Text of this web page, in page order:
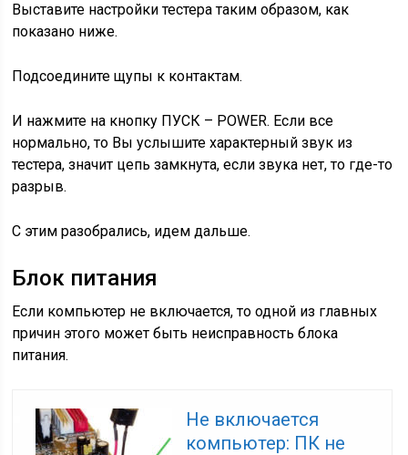
Выставите настройки тестера таким образом, как
показано ниже.
Подсоедините щупы к контактам.
И нажмите на кнопку ПУСК – POWER. Если все
нормально, то Вы услышите характерный звук из
тестера, значит цепь замкнута, если звука нет, то где-то
разрыв.
С этим разобрались, идем дальше.
Блок питания
Если компьютер не включается, то одной из главных
причин этого может быть неисправность блока
питания.
Не включается
компьютер: ПК не